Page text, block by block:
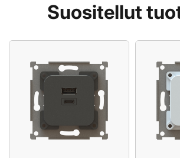
Suositellut